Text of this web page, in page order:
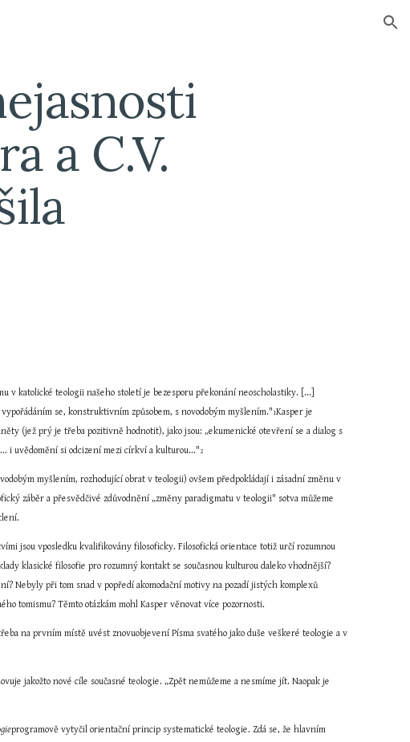
a C.V.
v katolické teologii našeho století je bezesporu překonání neoscholastiky. [...]
se, konstruktivním způsobem, s novodobým myšlením."1Kasper je
(jež prý je třeba pozitivně hodnotit), jako jsou: „ekumenické otevření se a dialog s
i uvědomění si odcizení mezi církví a kulturou..."2
myšlením, rozhodující obrat v teologii) ovšem předpokládají i zásadní změnu v
záběr a přesvědčivé zdůvodnění „změny paradigmatu v teologii" sotva můžeme
jsou vposledku kvalifikovány filosoficky. Filosofická orientace totiž určí rozumnou
klasické filosofie pro rozumný kontakt se současnou kulturou daleko vhodnější?
Nebyly při tom snad v popředí akomodační motivy na pozadí jistých komplexů
tomismu? Těmto otázkám mohl Kasper věnovat více pozornosti.
na prvním místě uvést znovuobjevení Písma svatého jako duše veškeré teologie a v
jakožto nové cíle současné teologie. „Zpět nemůžeme a nesmíme jít. Naopak je
programově vytyčil orientační princip systematické teologie. Zdá se, že hlavním